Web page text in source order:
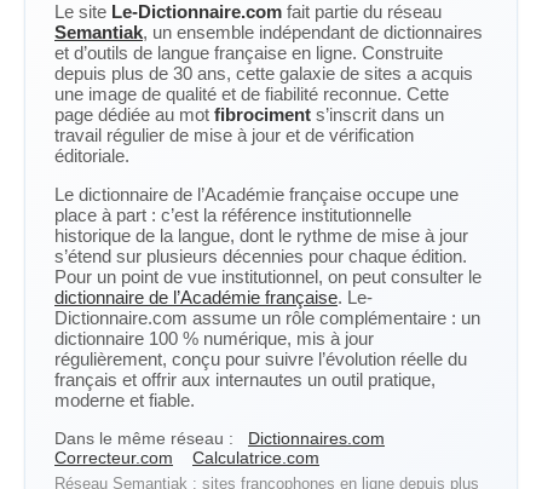
Le site Le-Dictionnaire.com fait partie du réseau
Semantiak, un ensemble indépendant de dictionnaires
et d’outils de langue française en ligne. Construite
depuis plus de 30 ans, cette galaxie de sites a acquis
une image de qualité et de fiabilité reconnue. Cette
page dédiée au mot fibrociment s’inscrit dans un
travail régulier de mise à jour et de vérification
éditoriale.
Le dictionnaire de l’Académie française occupe une
place à part : c’est la référence institutionnelle
historique de la langue, dont le rythme de mise à jour
s’étend sur plusieurs décennies pour chaque édition.
Pour un point de vue institutionnel, on peut consulter le
dictionnaire de l’Académie française. Le-
Dictionnaire.com assume un rôle complémentaire : un
dictionnaire 100 % numérique, mis à jour
régulièrement, conçu pour suivre l’évolution réelle du
français et offrir aux internautes un outil pratique,
moderne et fiable.
Dans le même réseau :
Dictionnaires.com
Correcteur.com
Calculatrice.com
Réseau Semantiak : sites francophones en ligne depuis plus